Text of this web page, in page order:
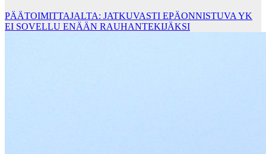
PÄÄTOIMITTAJALTA: JATKUVASTI EPÄONNISTUVA YK
EI SOVELLU ENÄÄN RAUHANTEKIJÄKSI